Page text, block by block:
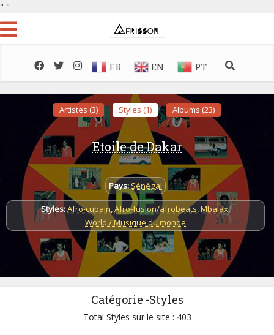
" "
FR EN PT
Artistes (3) Styles (1) Albums (23)
Etoile de Dakar
Pays:Sénégal
Styles:Afro-cubain,Afro-fusion/afrobeats,Mbalax,
World / Musique du monde
Catégorie -Styles
Total Styles sur le site : 403